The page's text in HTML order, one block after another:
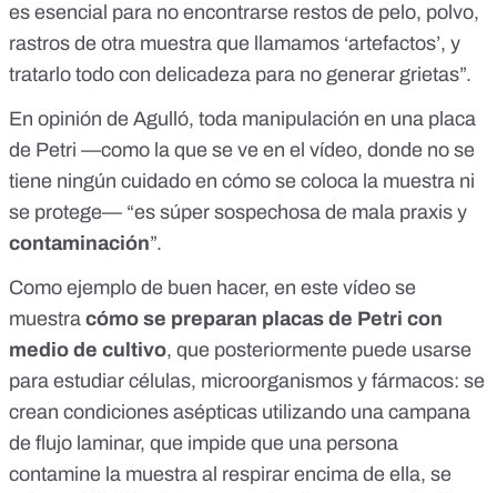
es esencial para no encontrarse restos de pelo, polvo,
rastros de otra muestra que llamamos ‘artefactos’, y
tratarlo todo con delicadeza para no generar grietas”.
En opinión de Agulló, toda manipulación en una placa
de Petri —como la que se ve en el vídeo, donde no se
tiene ningún cuidado en cómo se coloca la muestra ni
se protege— “es súper sospechosa de mala praxis y
contaminación”.
Como ejemplo de buen hacer, en este vídeo se
muestra cómo se preparan placas de Petri con
medio de cultivo, que posteriormente puede usarse
para estudiar células, microorganismos y fármacos: se
crean condiciones asépticas utilizando una campana
de flujo laminar, que impide que una persona
contamine la muestra al respirar encima de ella, se